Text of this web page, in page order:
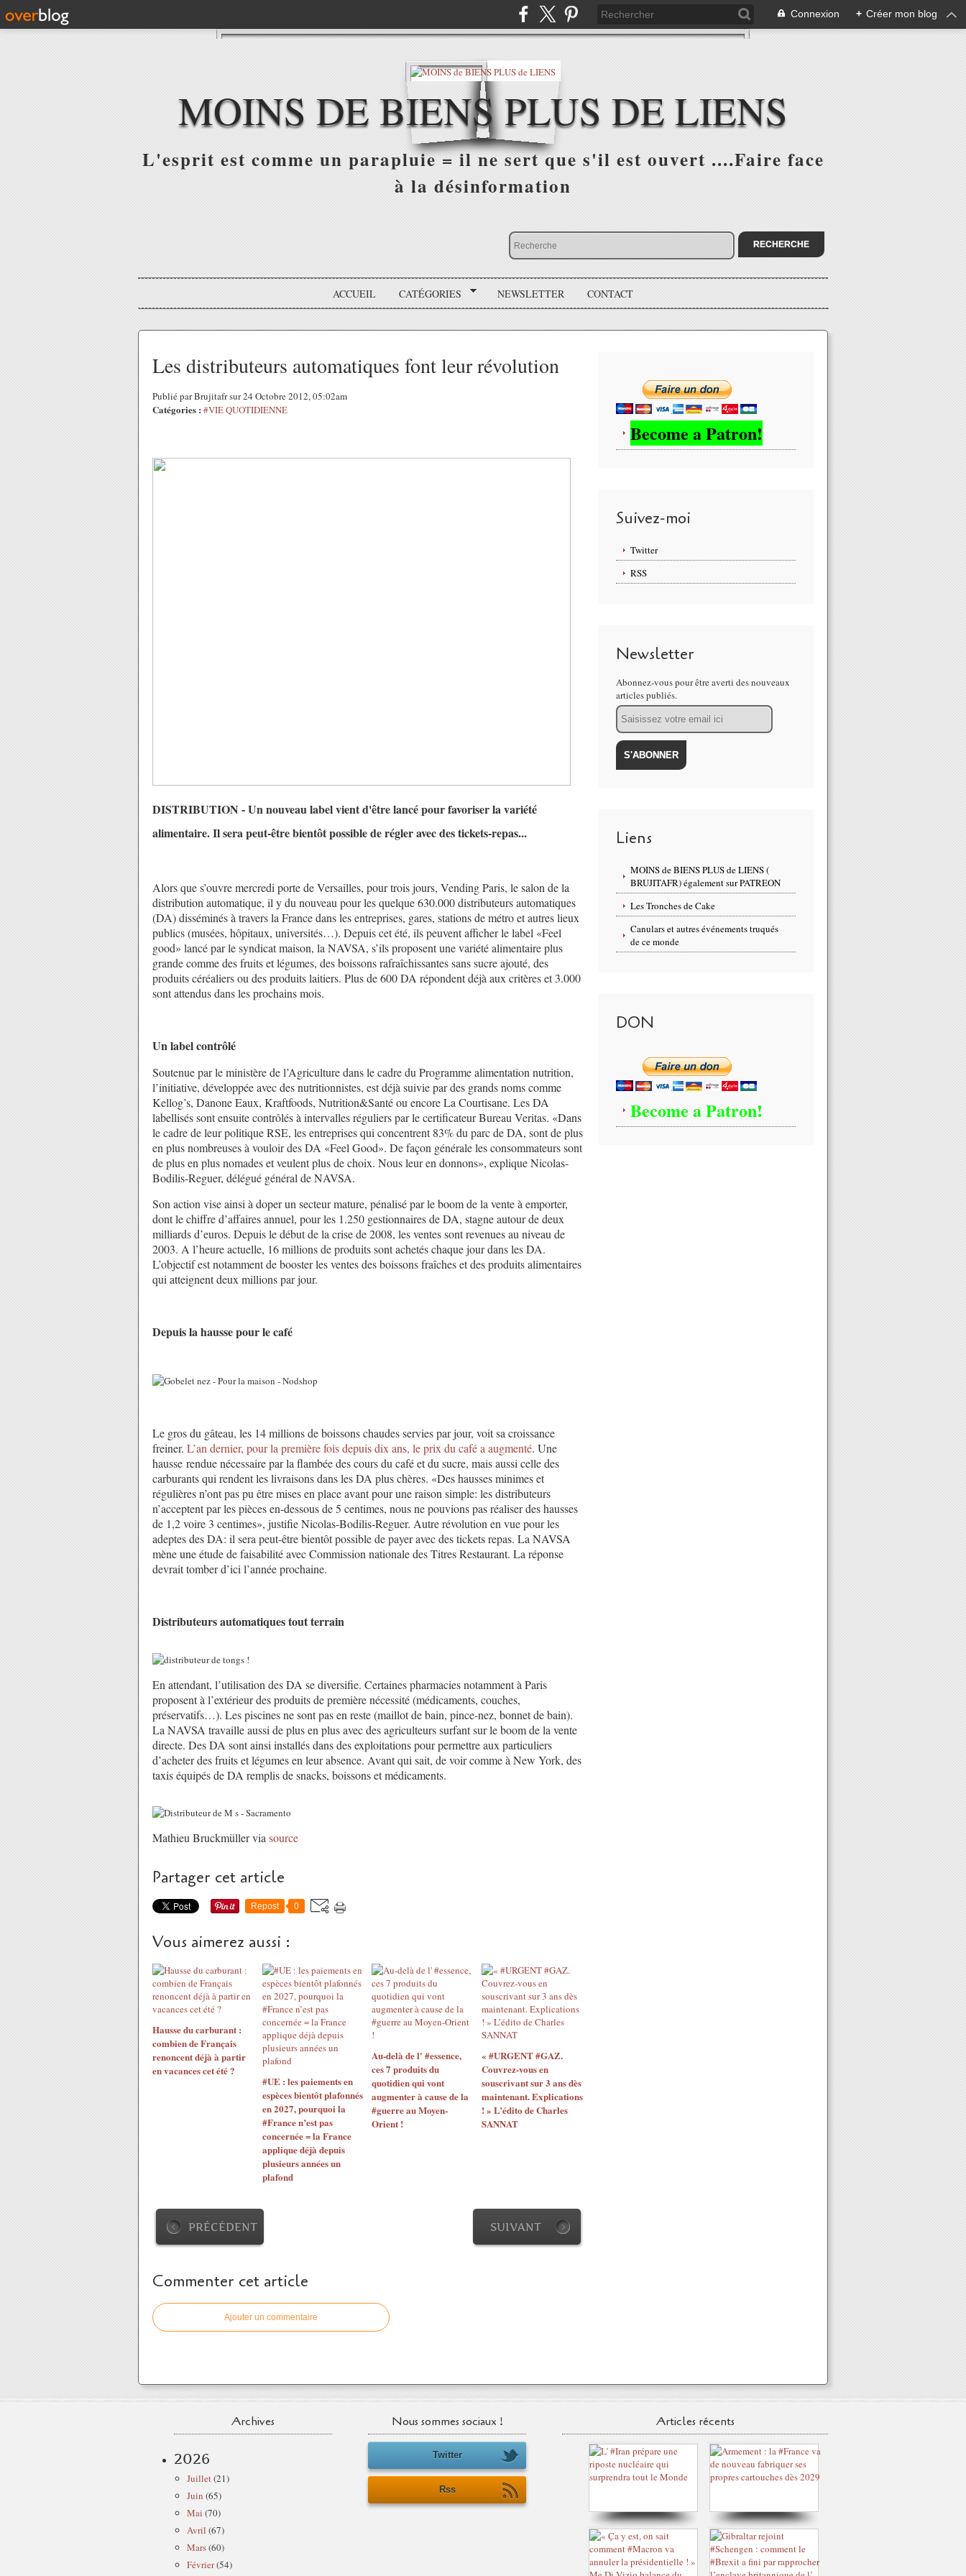
Connexion + Créer mon blog
MOINS DE BIENS PLUS DE LIENS
L'esprit est comme un parapluie = il ne sert que s'il est ouvert ....Faire face
à la désinformation
ACCUEIL CATÉGORIES NEWSLETTER CONTACT
Les distributeurs automatiques font leur révolution
Publié par Brujitafr sur 24 Octobre 2012, 05:02am
Catégories : #VIE QUOTIDIENNE
DISTRIBUTION - Un nouveau label vient d'être lancé pour favoriser la variété
alimentaire. Il sera peut-être bientôt possible de régler avec des tickets-repas...
Alors que s’ouvre mercredi porte de Versailles, pour trois jours, Vending Paris, le salon de la
distribution automatique, il y du nouveau pour les quelque 630.000 distributeurs automatiques
(DA) disséminés à travers la France dans les entreprises, gares, stations de métro et autres lieux
publics (musées, hôpitaux, universités…). Depuis cet été, ils peuvent afficher le label «Feel
good» lancé par le syndicat maison, la NAVSA, s’ils proposent une variété alimentaire plus
grande comme des fruits et légumes, des boissons rafraîchissantes sans sucre ajouté, des
produits céréaliers ou des produits laitiers. Plus de 600 DA répondent déjà aux critères et 3.000
sont attendus dans les prochains mois.
Un label contrôlé
Soutenue par le ministère de l’Agriculture dans le cadre du Programme alimentation nutrition,
l’initiative, développée avec des nutritionnistes, est déjà suivie par des grands noms comme
Kellog’s, Danone Eaux, Kraftfoods, Nutrition&Santé ou encore La Courtisane. Les DA
labellisés sont ensuite contrôlés à intervalles réguliers par le certificateur Bureau Veritas. «Dans
le cadre de leur politique RSE, les entreprises qui concentrent 83% du parc de DA, sont de plus
en plus nombreuses à vouloir des DA «Feel Good». De façon générale les consommateurs sont
de plus en plus nomades et veulent plus de choix. Nous leur en donnons», explique Nicolas-
Bodilis-Reguer, délégué général de NAVSA.
Son action vise ainsi à doper un secteur mature, pénalisé par le boom de la vente à emporter,
dont le chiffre d’affaires annuel, pour les 1.250 gestionnaires de DA, stagne autour de deux
milliards d’euros. Depuis le début de la crise de 2008, les ventes sont revenues au niveau de
2003. A l’heure actuelle, 16 millions de produits sont achetés chaque jour dans les DA.
L’objectif est notamment de booster les ventes des boissons fraîches et des produits alimentaires
qui atteignent deux millions par jour.
Depuis la hausse pour le café
Le gros du gâteau, les 14 millions de boissons chaudes servies par jour, voit sa croissance
freiner. L’an dernier, pour la première fois depuis dix ans, le prix du café a augmenté. Une
hausse rendue nécessaire par la flambée des cours du café et du sucre, mais aussi celle des
carburants qui rendent les livraisons dans les DA plus chères. «Des hausses minimes et
régulières n’ont pas pu être mises en place avant pour une raison simple: les distributeurs
n’acceptent par les pièces en-dessous de 5 centimes, nous ne pouvions pas réaliser des hausses
de 1,2 voire 3 centimes», justifie Nicolas-Bodilis-Reguer. Autre révolution en vue pour les
adeptes des DA: il sera peut-être bientôt possible de payer avec des tickets repas. La NAVSA
mène une étude de faisabilité avec Commission nationale des Titres Restaurant. La réponse
devrait tomber d’ici l’année prochaine.
Distributeurs automatiques tout terrain
En attendant, l’utilisation des DA se diversifie. Certaines pharmacies notamment à Paris
proposent à l’extérieur des produits de première nécessité (médicaments, couches,
préservatifs…). Les piscines ne sont pas en reste (maillot de bain, pince-nez, bonnet de bain).
La NAVSA travaille aussi de plus en plus avec des agriculteurs surfant sur le boom de la vente
directe. Des DA sont ainsi installés dans des exploitations pour permettre aux particuliers
d’acheter des fruits et légumes en leur absence. Avant qui sait, de voir comme à New York, des
taxis équipés de DA remplis de snacks, boissons et médicaments.
Mathieu Bruckmüller via source
Partager cet article
Repost 0
Vous aimerez aussi :
Hausse du carburant :
combien de Français
renoncent déjà à partir
en vacances cet été ?
#UE : les paiements en
espèces bientôt plafonnés
en 2027, pourquoi la
#France n’est pas
concernée = la France
applique déjà depuis
plusieurs années un
plafond
Au-delà de l' #essence,
ces 7 produits du
quotidien qui vont
augmenter à cause de la
#guerre au Moyen-
Orient !
« #URGENT #GAZ.
Couvrez-vous en
souscrivant sur 3 ans dès
maintenant. Explications
! » L’édito de Charles
SANNAT
PRÉCÉDENT SUIVANT
Commenter cet article
Ajouter un commentaire
Become a Patron!
Suivez-moi
Twitter
RSS
Newsletter
Abonnez-vous pour être averti des nouveaux
articles publiés.
Email
Liens
MOINS de BIENS PLUS de LIENS (
BRUJITAFR) également sur PATREON
Les Tronches de Cake
Canulars et autres événements truqués
de ce monde
DON
Become a Patron!
Archives
2026
Juillet(21)
Juin (65)
Mai (70)
Avril (67)
Mars(60)
Février(54)
Nous sommes sociaux !
Twitter
Rss
Articles récents